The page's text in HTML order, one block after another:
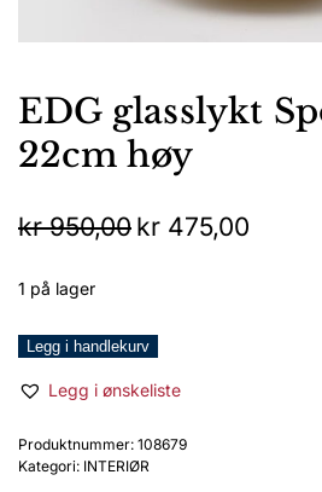
EDG glasslykt
22cm høy
kr950,00 Opprinnelig
kr 475,00
1 på lager
EDG
Spot
22cm
høy
Legg i handlekurv
Legg i ønskeliste
Produktnummer: 108679
Kategori: INTERIØR